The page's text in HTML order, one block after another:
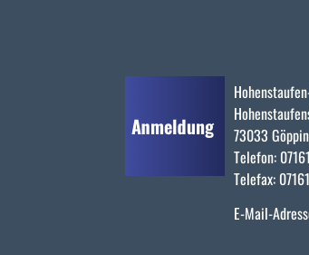
73033
Telefon:
Telefax:
E-Mail-